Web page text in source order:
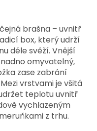
brašna – uvnitř
box, který udrží
déle svěží. Vnější
omyvatelný,
zase zabrání
vrstvami je všitá
teplotu uvnitř
vychlazeným
z trhu.